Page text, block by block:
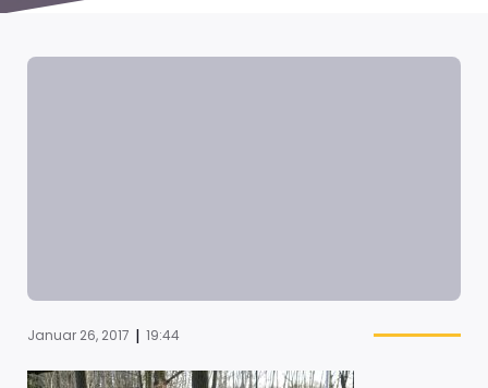
Januar 26, 2017 | 19:44